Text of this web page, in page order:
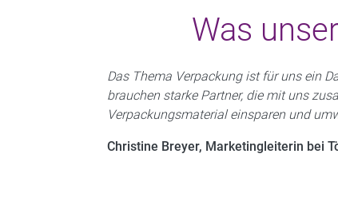
Was
Das Thema Verpackung ist für uns ein
brauchen starke Partner, die mit uns
Verpackungsmaterial einsparen und
Christine Breyer, Marketingleiterin bei